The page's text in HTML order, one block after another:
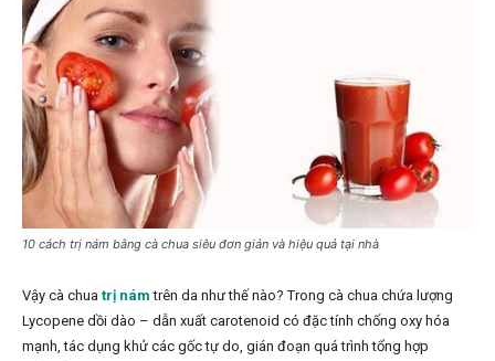
10 cách trị nám bằng cà chua siêu đơn giản và hiệu quả tại nhà
Vậy cà chua trị nám trên da như thế nào? Trong cà chua chứa lượng
Lycopene dồi dào – dẫn xuất carotenoid có đặc tính chống oxy hóa
mạnh, tác dụng khử các gốc tự do, gián đoạn quá trình tổng hợp